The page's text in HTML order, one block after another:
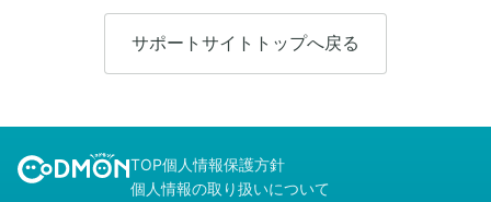
サポートサイトトップへ戻る
TOP個人情報保護方針
個人情報の取り扱いについて